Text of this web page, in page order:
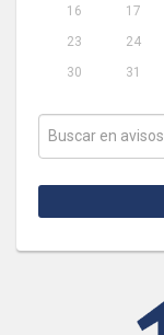
16
17
23
24
30
31